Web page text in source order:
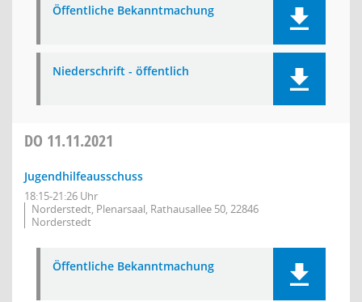
Öffentliche Bekanntmachung
Niederschrift - öffentlich
DO 11.11.2021
Jugendhilfeausschuss
18:15-21:26 Uhr
Norderstedt, Plenarsaal, Rathausallee 50, 22846
Norderstedt
Öffentliche Bekanntmachung